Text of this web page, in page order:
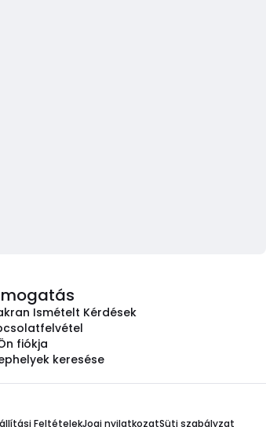
Ismételt Kérdések
fiókja
keresése
FeltételekJogi nyilatkozatSüti szabályzat